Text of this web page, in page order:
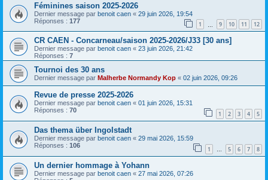
Féminines saison 2025-2026
Dernier message par benoit caen « 29 juin 2026, 19:54
Réponses : 177 1 9 10 11 12
CR CAEN - Concarneau/saison 2025-2026/J33 [30 ans]
Dernier message par benoit caen « 23 juin 2026, 21:42
Réponses : 7
Tournoi des 30 ans
Dernier message par Malherbe Normandy Kop « 02 juin 2026, 09:26
Revue de presse 2025-2026
Dernier message par benoit caen « 01 juin 2026, 15:31
Réponses : 70 1 2 3 4 5
Das thema über Ingolstadt
Dernier message par benoit caen « 29 mai 2026, 15:59
Réponses : 106 1 … 5 6 7 8
Un dernier hommage à Yohann
Dernier message par benoit caen « 27 mai 2026, 07:26